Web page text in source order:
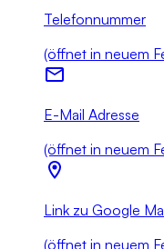
Telefonnummer
(öffnet in neuem
E-Mail Adresse
(öffnet in neuem
Link zu Google
(öffnet in neuem